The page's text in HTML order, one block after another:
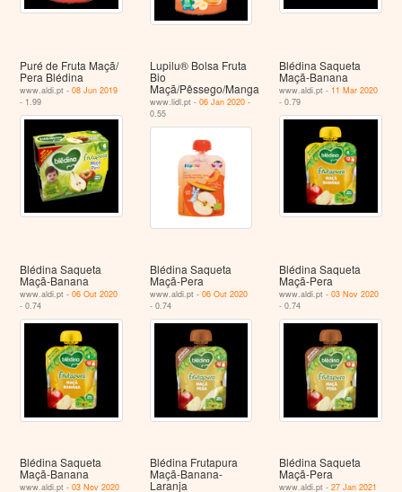
Puré de Fruta Maçã/
Pera Blédina
www.aldi.pt -08 Jun 2019
- 1.99
Lupilu® Bolsa Fruta
Bio
Maçã/Pêssego/Manga
www.lidl.pt - 06 Jan 2020-
0.55
Blédina Saqueta
Maçã-Banana
www.aldi.pt - 11 Mar 2020
- 0.79
Blédina Saqueta
Maçã-Banana
www.aldi.pt -06 Out 2020
- 0.74
Blédina Saqueta
Maçã-Pera
www.aldi.pt - 06 Out 2020
- 0.74
Blédina Saqueta
Maçã-Pera
www.aldi.pt -03 Nov 2020
- 0.74
Blédina Saqueta
Maçã-Banana
www.aldi.pt -03 Nov 2020
Blédina Frutapura
Maçã-Banana-
Laranja
Blédina Saqueta
Maçã-Pera
www.aldi.pt -27 Jan 2021